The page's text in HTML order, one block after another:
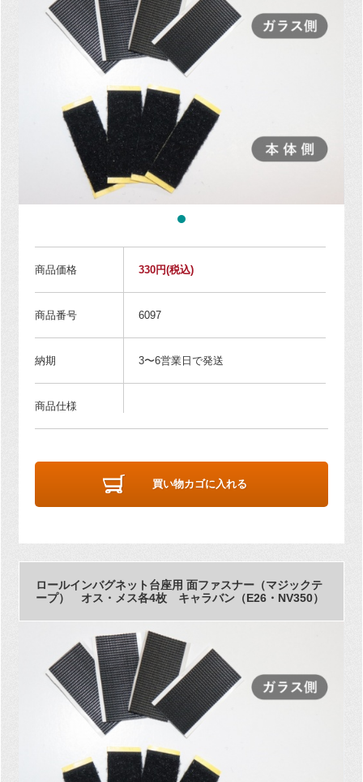
商品価格 330円(税込)
商品番号 6097
納期 3〜6営業日で発送
商品仕様
買い物カゴに入れる
ロールインバグネット台座用 面ファスナー（マジックテ
ープ） オス・メス各4枚 キャラバン（E26・NV350）